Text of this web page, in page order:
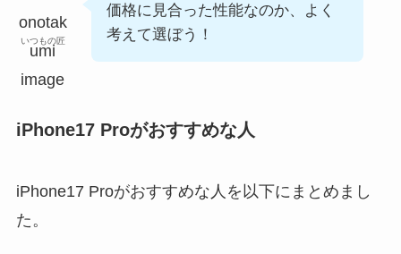
いつもの匠
価格に見合った性能なのか、よく
考えて選ぼう！
iPhone17 Proがおすすめな人
iPhone17 Proがおすすめな人を以下にまとめまし
た。